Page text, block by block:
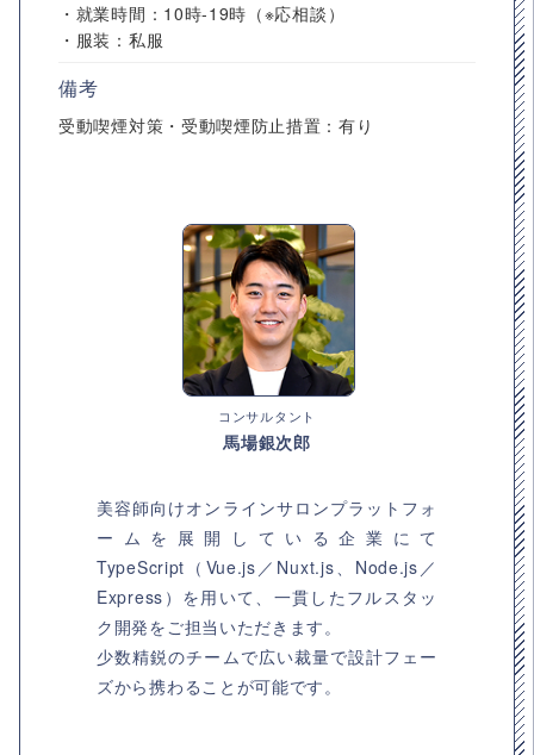
・就業時間：10時-19時（※応相談）
・服装：私服
備考
受動喫煙対策・受動喫煙防止措置：有り
コンサルタント
馬場銀次郎
美容師向けオンラインサロンプラットフォ
ームを展開している企業にて
TypeScript（Vue.js／Nuxt.js、Node.js／
Express）を用いて、一貫したフルスタッ
ク開発をご担当いただきます。
少数精鋭のチームで広い裁量で設計フェー
ズから携わることが可能です。